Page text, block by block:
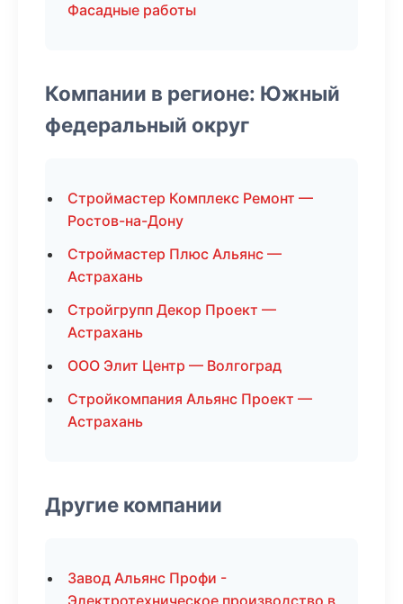
Фасадные работы
Компании в регионе: Южный
федеральный округ
Строймастер Комплекс Ремонт —
Ростов-на-Дону
Строймастер Плюс Альянс —
Астрахань
Стройгрупп Декор Проект —
Астрахань
ООО Элит Центр — Волгоград
Стройкомпания Альянс Проект —
Астрахань
Другие компании
Завод Альянс Профи -
Электротехническое производство в